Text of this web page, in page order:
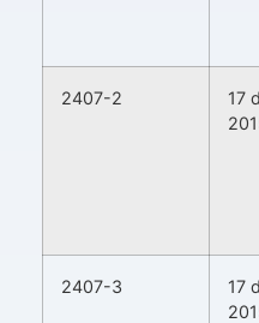
2407-2
17
2407-3
17